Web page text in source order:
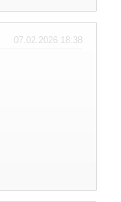
07.02.2026 18:38